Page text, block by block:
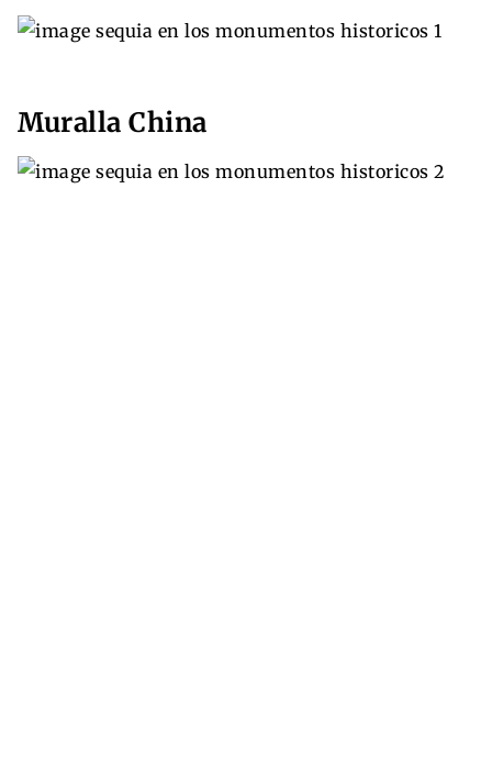
Muralla China